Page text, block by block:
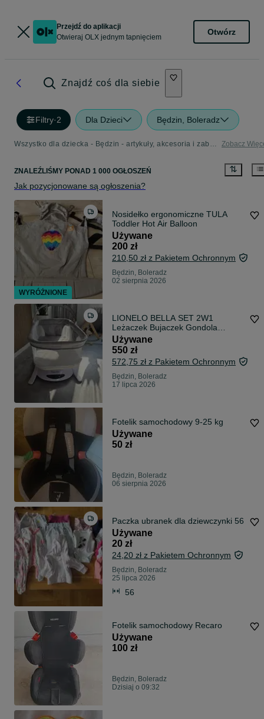
Przejdź do aplikacji
Otwieraj OLX jednym tapnięciem
Otwórz
Znajdź coś dla siebie
Filtry·2 Dla Dzieci Będzin, Boleradz
Wszystko dla dziecka - Będzin - artykuły, akcesoria i zabawki dla dzieci w Twojej okolicy Zobacz
ZNALEŹLIŚMY PONAD 1 000 OGŁOSZEŃ
Jak pozycjonowane są ogłoszenia?
Nosidełko ergonomiczne TULA
Toddler Hot Air Balloon
Używane
200 zł
210,50 zł z Pakietem Ochronnym
Będzin, Boleradz
02 sierpnia 2026
LIONELO BELLA SET 2W1
Leżaczek Bujaczek Gondola
Łóżeczko dziecięce
Używane
550 zł
572,75 zł z Pakietem Ochronnym
Będzin, Boleradz
17 lipca 2026
Fotelik samochodowy 9-25 kg
Używane
50 zł
Będzin, Boleradz
06 sierpnia 2026
Paczka ubranek dla dziewczynki 56
Używane
20 zł
24,20 zł z Pakietem Ochronnym
Będzin, Boleradz
25 lipca 2026
56
Fotelik samochodowy Recaro
Używane
100 zł
Będzin, Boleradz
Dzisiaj o 09:32
WYRÓŻNIONE